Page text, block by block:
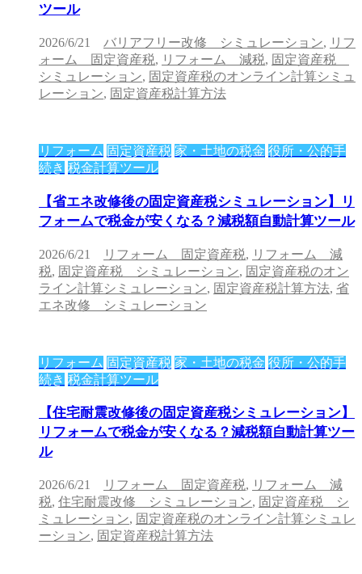
ツール
2026/6/21 バリアフリー改修 シミュレーション, リフ
ォーム 固定資産税, リフォーム 減税, 固定資産税
シミュレーション, 固定資産税のオンライン計算シミュ
レーション, 固定資産税計算方法
リフォーム 固定資産税 家・土地の税金 役所・公的手
続き 税金計算ツール
【省エネ改修後の固定資産税シミュレーション】リ
フォームで税金が安くなる？減税額自動計算ツール
2026/6/21 リフォーム 固定資産税, リフォーム 減
税, 固定資産税 シミュレーション, 固定資産税のオン
ライン計算シミュレーション, 固定資産税計算方法, 省
エネ改修 シミュレーション
リフォーム 固定資産税 家・土地の税金 役所・公的手
続き 税金計算ツール
【住宅耐震改修後の固定資産税シミュレーション】
リフォームで税金が安くなる？減税額自動計算ツー
ル
2026/6/21 リフォーム 固定資産税, リフォーム 減
税, 住宅耐震改修 シミュレーション, 固定資産税 シ
ミュレーション, 固定資産税のオンライン計算シミュレ
ーション, 固定資産税計算方法